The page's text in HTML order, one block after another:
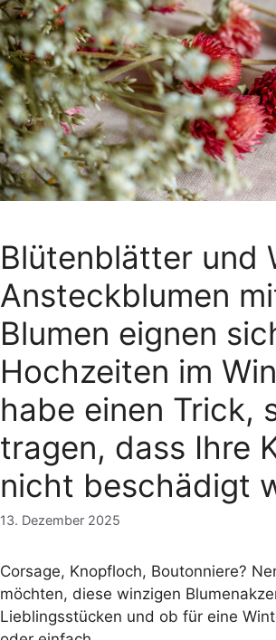
Blütenblätter und
Ansteckblumen
Blumen eignen
Hochzeiten im
habe einen Trick,
tragen, dass Ihre
nicht beschädigt
13. Dezember 2025
Corsage, Knopfloch, Boutonniere?
möchten, diese winzigen
Lieblingsstücken und ob für eine